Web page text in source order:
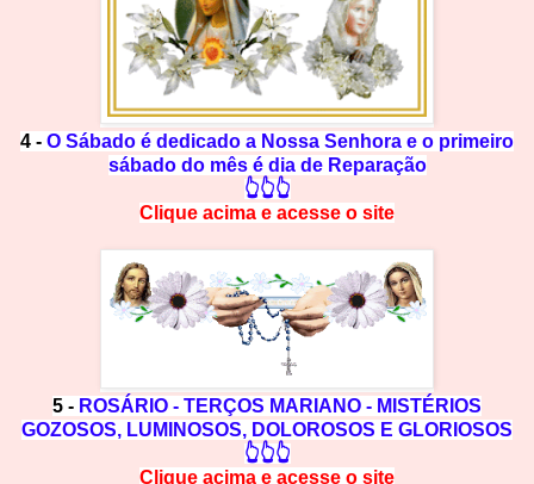
4 - O Sábado é dedicado a Nossa Senhora e o primeiro
sábado do mês é dia de Reparação
👆👆👆
Clique acima e acesse o site
5 - ROSÁRIO - TERÇOS MARIANO - MISTÉRIOS
GOZOSOS, LUMINOSOS, DOLOROSOS E GLORIOSOS
👆👆👆
Clique acima e acesse o site